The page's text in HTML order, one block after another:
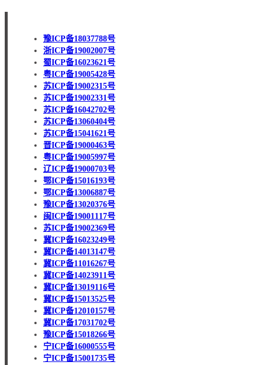
豫ICP备18037788号
浙ICP备19002007号
蜀ICP备16023621号
粤ICP备19005428号
苏ICP备19002315号
苏ICP备19002331号
苏ICP备16042702号
苏ICP备13060404号
苏ICP备15041621号
晋ICP备19000463号
粤ICP备19005997号
辽ICP备19000703号
鄂ICP备15016193号
鄂ICP备13006887号
豫ICP备13020376号
闽ICP备19001117号
苏ICP备19002369号
冀ICP备16023249号
冀ICP备14013147号
冀ICP备11016267号
冀ICP备14023911号
冀ICP备13019116号
冀ICP备15013525号
冀ICP备12010157号
冀ICP备17031702号
豫ICP备15018266号
宁ICP备16000555号
宁ICP备15001735号